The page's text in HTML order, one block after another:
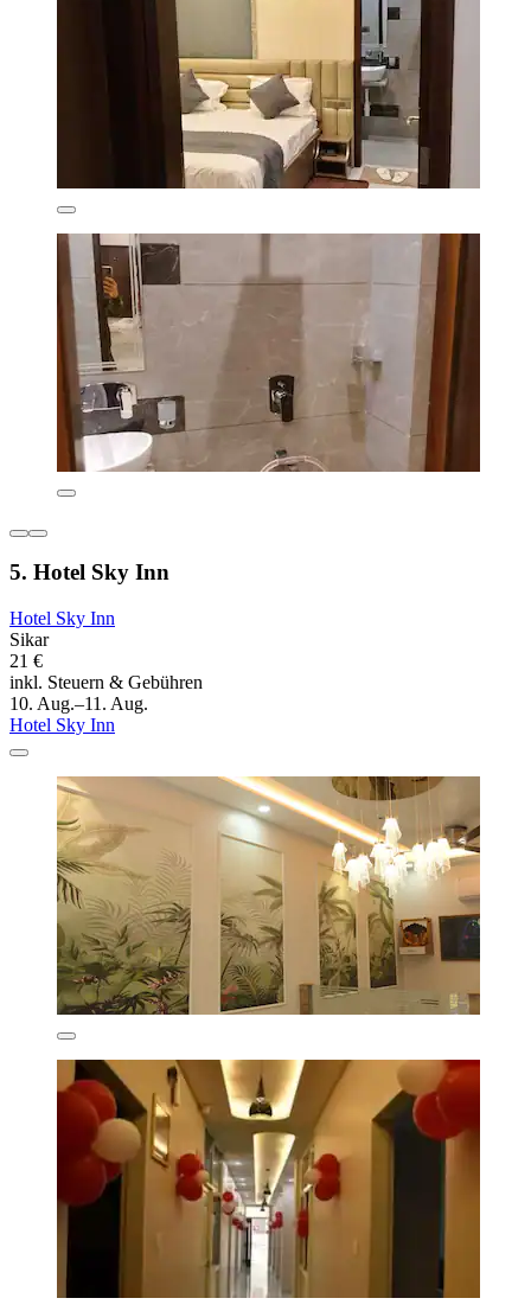
5. Hotel Sky Inn
Hotel Sky Inn
Sikar
21 €
inkl. Steuern & Gebühren
10. Aug.–11. Aug.
Hotel Sky Inn